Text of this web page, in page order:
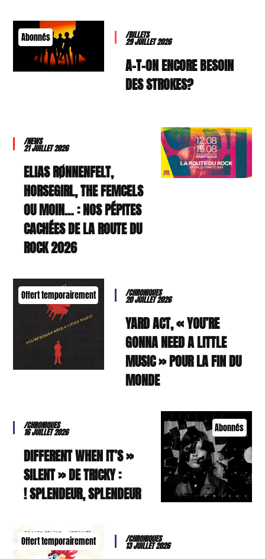
Abonnés /BILLETS
29 JUILLET 2026
A-T-ON ENCORE BESOIN
DES STROKES?
/NEWS
21 JUILLET 2026
ELIAS RØNNENFELT,
HORSEGIRL, THE FEMCELS
OU MOIN… : NOS PÉPITES
CACHÉES DE LA ROUTE DU
ROCK 2026
Offert temporairement /CHRONIQUES
20 JUILLET 2026
YARD ACT, « YOU’RE
GONNA NEED A LITTLE
MUSIC » POUR LA FIN DU
MONDE
Abonnés
/CHRONIQUES
16 JUILLET 2026
« DIFFERENT WHEN IT’S
SILENT » DE TRICKY :
SPLENDEUR, SPLENDEUR !
Offert temporairement /CHRONIQUES
13 JUILLET 2026